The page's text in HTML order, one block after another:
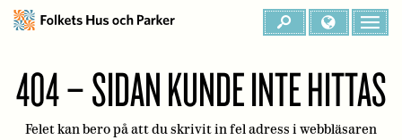
404 – SIDAN KUNDE INTE HITTAS
Felet kan bero på att du skrivit in fel adress i webbläsaren